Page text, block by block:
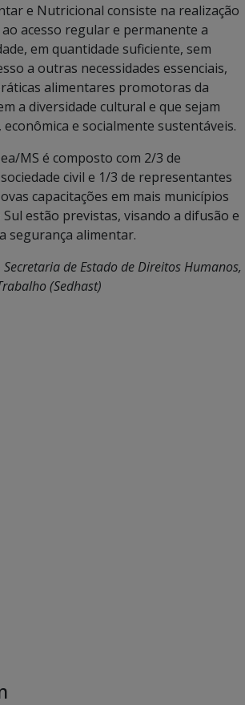
e Nutricional consiste na realização
acesso regular e permanente a
em quantidade suficiente, sem
a outras necessidades essenciais,
alimentares promotoras da
a diversidade cultural e que sejam
e socialmente sustentáveis.
MS é composto com 2/3 de
civil e 1/3 de representantes
capacitações em mais municípios
estão previstas, visando a difusão e
segurança alimentar.
Secretaria de Estado de Direitos Humanos,
(Sedhast)